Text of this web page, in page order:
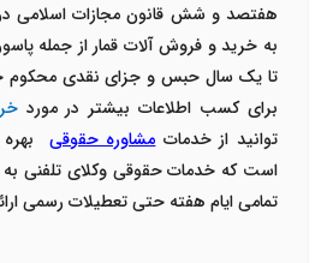
هفتصد و شش قانون مجازات اسلامی
به خرید و فروش آلات قمار از جمله
تا یک سال حبس و جزای نقدی محکوم
برای کسب اطلاعات بیشتر در مورد
توانید از خدماتمشاوره حقوقی
است که خدمات حقوقی وکلای تلفنی
تمامی ایام هفته حتی تعطیلات رسمی